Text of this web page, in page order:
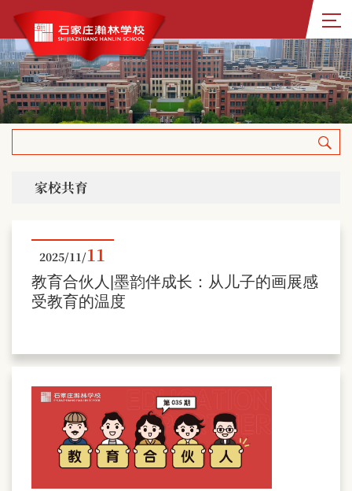
家校共育
2025/11/11
教育合伙人|墨韵伴成长：从儿子的画展感
受教育的温度